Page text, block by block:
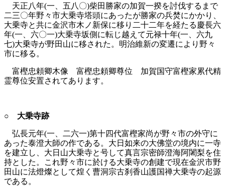
天正八年(一、五八〇)柴田勝家の加賀一揆を討伐するまで
二三〇年野々市大乗寺塔頭にあったが勝家の兵焚にかかり、
大乗寺と共に金沢市木ノ新保に移り二十二年を経たる慶長六
年(一、六〇一)大乗寺坂側に転じ越えて元禄十年(一、六九
七)大乗寺が野田山に移された。明治維新の変遷により野々
市に移る。
富樫忠頼卿木像 富樫忠頼卿尊位 加賀国守富樫家累代精
霊尊位安置されてあります。
○ 大乗寺跡
弘長元年(一、二六一)第十四代富樫家尚が野々市の外守に
あった泰澄大師の作である。大日如来の大佛堂の境内に一寺
を建立し、大日山大乗寺と号して真言宗密師澄海阿闍梨を住
持とした。これ野々市に於ける大乗寺の創建で現在金沢市野
田山に法燈燦として煌く曹洞宗古刹香山護国禅大乗寺の起源
である。